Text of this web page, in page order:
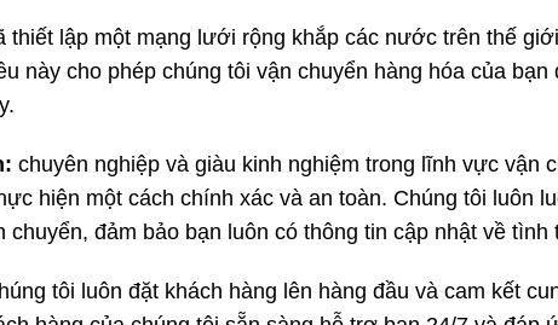
thiết lập một mạng lưới rộng khắp các nước trên thế
này cho phép chúng tôi vận chuyển hàng hóa của bạn
chuyên nghiệp và giàu kinh nghiệm trong lĩnh vực vận
hiện một cách chính xác và an toàn. Chúng tôi luôn
chuyển, đảm bảo bạn luôn có thông tin cập nhật về tình
tôi luôn đặt khách hàng lên hàng đầu và cam kết